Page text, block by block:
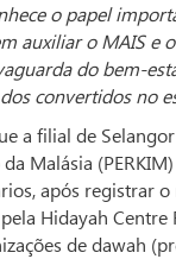
o papel
auxiliar o MAIS e
do bem-
convertidos no
a filial de
Malásia
após registrar
Hidayah Centre
de dawah